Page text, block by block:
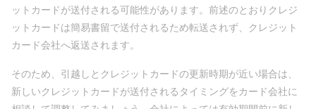
ットカードが送付される可能性があります。前述のとおりクレジ
ットカードは簡易書留で送付されるため転送されず、クレジット
カード会社へ返送されます。
そのため、引越しとクレジットカードの更新時期が近い場合は、
新しいクレジットカードが送付されるタイミングをカード会社に